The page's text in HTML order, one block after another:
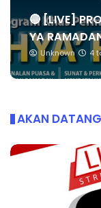
🔴 [LIVE]
YA
Unknown 4
AKAN